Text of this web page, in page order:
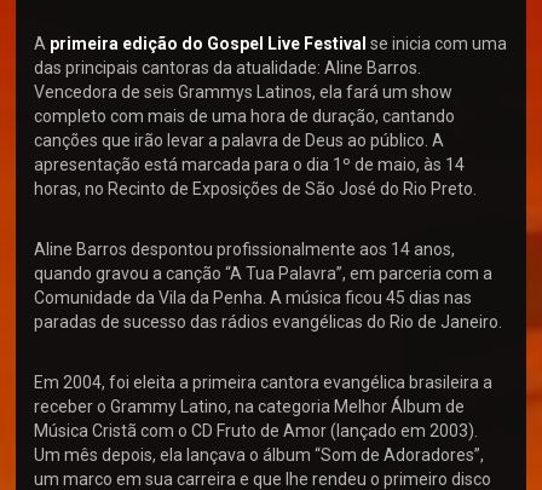
A primeira edição do Gospel Live Festival se inicia com uma
das principais cantoras da atualidade: Aline Barros.
Vencedora de seis Grammys Latinos, ela fará um show
completo com mais de uma hora de duração, cantando
canções que irão levar a palavra de Deus ao público. A
apresentação está marcada para o dia 1º de maio, às 14
horas, no Recinto de Exposições de São José do Rio Preto.
Aline Barros despontou profissionalmente aos 14 anos,
quando gravou a canção “A Tua Palavra”, em parceria com a
Comunidade da Vila da Penha. A música ficou 45 dias nas
paradas de sucesso das rádios evangélicas do Rio de Janeiro.
Em 2004, foi eleita a primeira cantora evangélica brasileira a
receber o Grammy Latino, na categoria Melhor Álbum de
Música Cristã com o CD Fruto de Amor (lançado em 2003).
Um mês depois, ela lançava o álbum “Som de Adoradores”,
um marco em sua carreira e que lhe rendeu o primeiro disco